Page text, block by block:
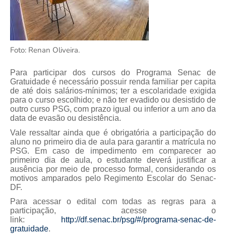
Foto: Renan Oliveira.
Para participar dos cursos do Programa Senac de
Gratuidade é necessário possuir renda familiar per capita
de até dois salários-mínimos; ter a escolaridade exigida
para o curso escolhido; e não ter evadido ou desistido de
outro curso PSG, com prazo igual ou inferior a um ano da
data de evasão ou desistência.
Vale ressaltar ainda que é obrigatória a participação do
aluno no primeiro dia de aula para garantir a matrícula no
PSG. Em caso de impedimento em comparecer ao
primeiro dia de aula, o estudante deverá justificar a
ausência por meio de processo formal, considerando os
motivos amparados pelo Regimento Escolar do Senac-
DF.
Para acessar o edital com todas as regras para a
participação, acesse o
link:
http://df.senac.br/psg/#/programa-senac-de-
gratuidade.